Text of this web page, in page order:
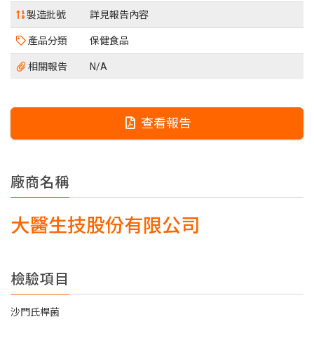
製造批號 詳見報告內容
產品分類 保健食品
相關報告 N/A
查看報告
廠商名稱
大醫生技股份有限公司
檢驗項目
沙門氏桿菌